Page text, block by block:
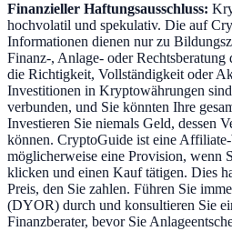
Finanzieller Haftungsausschluss:
hochvolatil und spekulativ. Die auf
Informationen dienen nur zu
Finanz-, Anlage- oder
die Richtigkeit, Vollständigkeit oder
Investitionen in Kryptowährungen
verbunden, und Sie könnten Ihre
Investieren Sie niemals Geld, dessen
können. CryptoGuide ist eine
möglicherweise eine Provision, wenn
klicken und einen Kauf tätigen. Dies
Preis, den Sie zahlen. Führen Sie
(DYOR) durch und konsultieren Sie
Finanzberater, bevor Sie